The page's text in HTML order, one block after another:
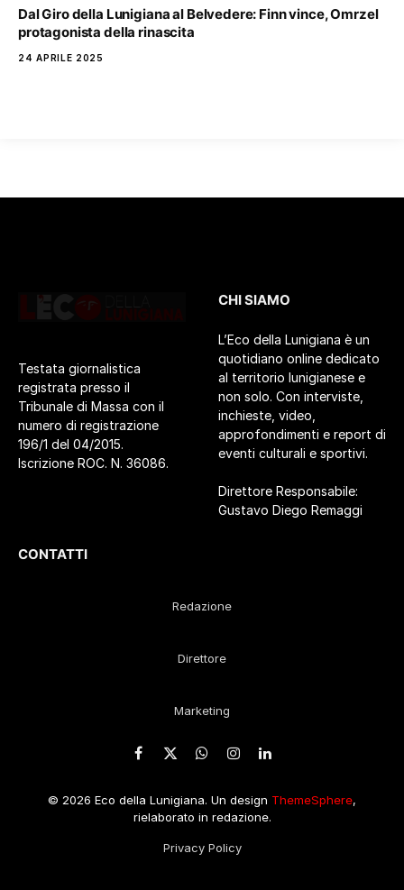
Dal Giro della Lunigiana al Belvedere: Finn vince, Omrzel
protagonista della rinascita
24 APRILE 2025
Testata giornalistica
registrata presso il
Tribunale di Massa con il
numero di registrazione
196/1 del 04/2015.
Iscrizione ROC. N. 36086.
CHI SIAMO
L’Eco della Lunigiana è un
quotidiano online dedicato
al territorio lunigianese e
non solo. Con interviste,
inchieste, video,
approfondimenti e report di
eventi culturali e sportivi.
Direttore Responsabile:
Gustavo Diego Remaggi
CONTATTI
Redazione
Direttore
Marketing
Facebook
X
WhatsApp
Instagram
LinkedIn
© 2026 Eco della Lunigiana. Un design ThemeSphere,
rielaborato in redazione.
Privacy Policy